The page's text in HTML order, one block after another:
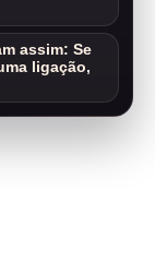
assim: Se
ligação,